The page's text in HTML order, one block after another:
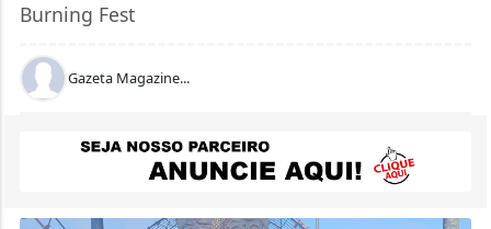
Burning Fest
Gazeta Magazine...